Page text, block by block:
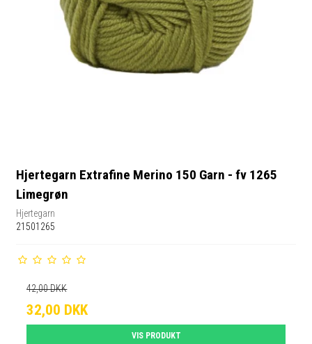
Hjertegarn Extrafine Merino 150 Garn - fv 1265
Limegrøn
Hjertegarn
21501265
42,00 DKK
32,00 DKK
VIS PRODUKT